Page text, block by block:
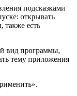
подсказками
открывать
также есть
вид программы,
тему приложения